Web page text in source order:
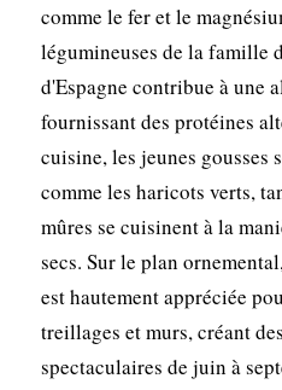
comme le fer et le
légumineuses de la famille
d'Espagne contribue à une
fournissant des protéines
cuisine, les jeunes gousses
comme les haricots verts,
mûres se cuisinent à la
secs. Sur le plan
est hautement appréciée
treillages et murs, créant
spectaculaires de juin à